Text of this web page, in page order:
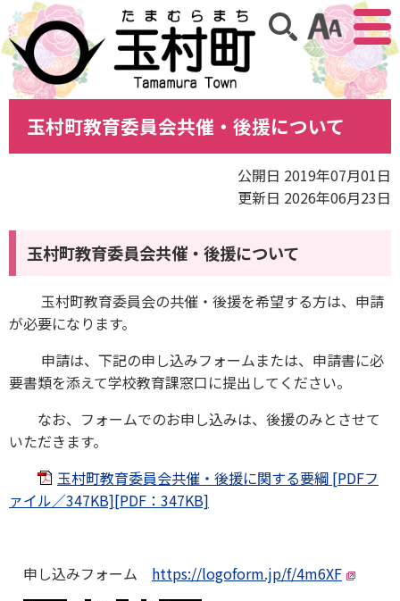
アクセ
サイト内検索
玉村町教育委員会共催・後援について
公開日 2019年07月01日
更新日 2026年06月23日
玉村町教育委員会共催・後援について
玉村町教育委員会の共催・後援を希望する方は、申請
が必要になります。
申請は、下記の申し込みフォームまたは、申請書に必
要書類を添えて学校教育課窓口に提出してください。
なお、フォームでのお申し込みは、後援のみとさせて
いただきます。
玉村町教育委員会共催・後援に関する要綱 [PDFフ
ァイル／347KB][PDF：347KB]
申し込みフォーム https://logoform.jp/f/4m6XF